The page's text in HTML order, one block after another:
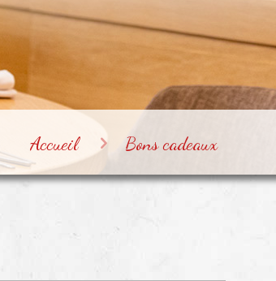
Accueil Bons cadeaux